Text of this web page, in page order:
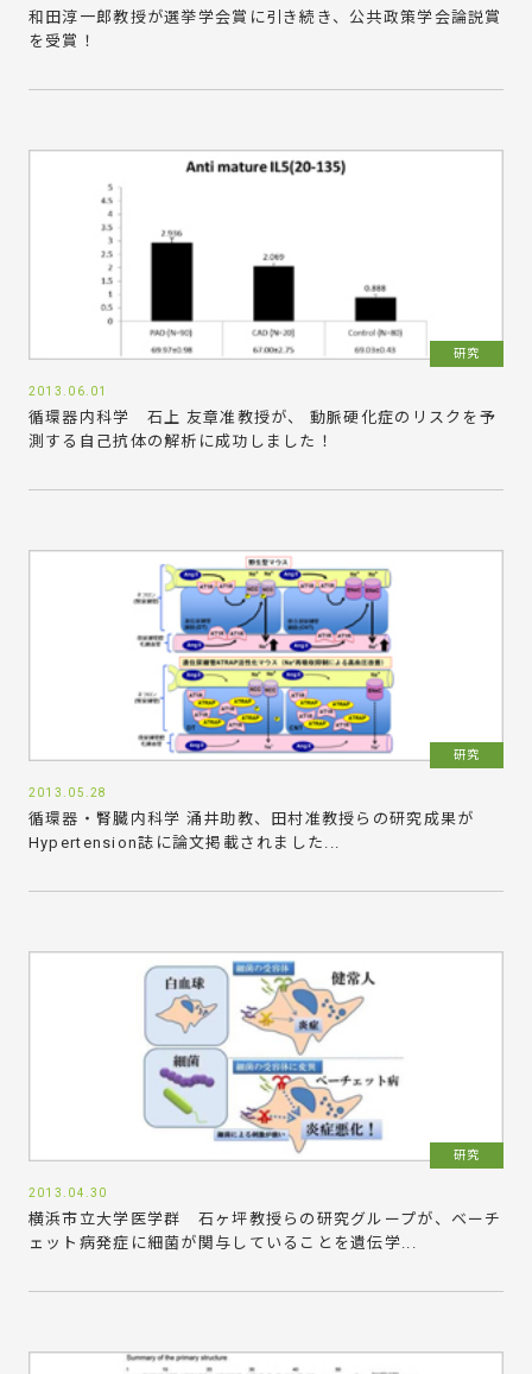
和田淳一郎教授が選挙学会賞に引き続き、公共政策学会論説賞
を受賞！
研究
2013.06.01
循環器内科学 石上 友章准教授が、 動脈硬化症のリスクを予
測する自己抗体の解析に成功しました！
研究
2013.05.28
循環器・腎臓内科学 涌井助教、田村准教授らの研究成果が
Hypertension誌に論文掲載されました...
研究
2013.04.30
横浜市立大学医学群 石ヶ坪教授らの研究グループが、ベーチ
ェット病発症に細菌が関与していることを遺伝学...